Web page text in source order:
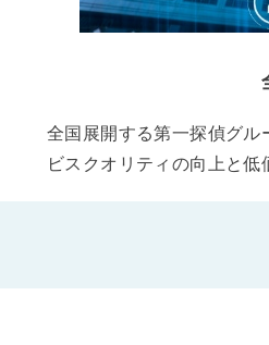
全国展開する第一探偵グ
ビスクオリティの向上と